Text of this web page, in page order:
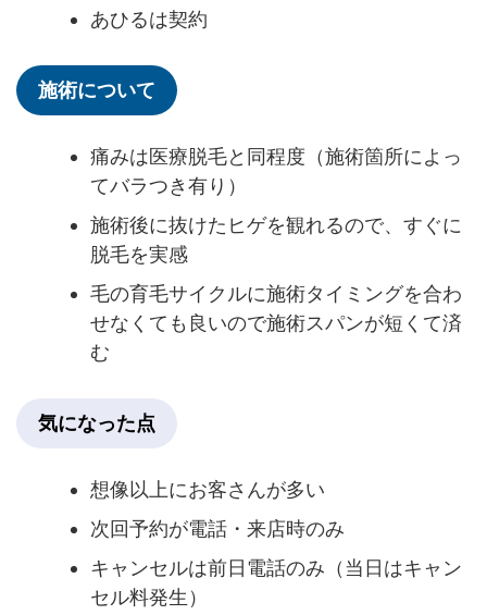
あひるは契約
施術について
痛みは医療脱毛と同程度（施術箇所によっ
てバラつき有り）
施術後に抜けたヒゲを観れるので、すぐに
脱毛を実感
毛の育毛サイクルに施術タイミングを合わ
せなくても良いので施術スパンが短くて済
む
気になった点
想像以上にお客さんが多い
次回予約が電話・来店時のみ
キャンセルは前日電話のみ（当日はキャン
セル料発生）